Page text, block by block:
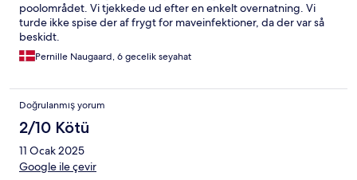
poolområdet. Vi tjekkede ud efter en enkelt overnatning. Vi
turde ikke spise der af frygt for maveinfektioner, da der var så
beskidt.
Pernille Naugaard, 6 gecelik seyahat
Doğrulanmış yorum
2/10 Kötü
11 Ocak 2025
Google ile çevir